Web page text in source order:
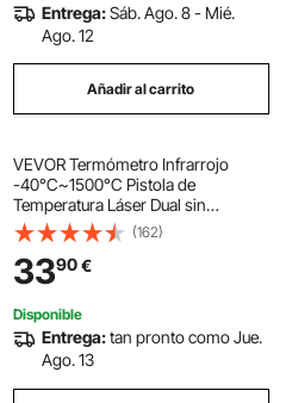
Entrega:Sáb. Ago. 8 - Mié.
Ago. 12
Añadir al carrito
VEVOR Termómetro Infrarrojo
-40°C~1500°C Pistola de
Temperatura Láser Dual sin
Contacto Pistola de Temperatura
Infrarroja de Mano con Emisividad
Ajustable para Fusión de
Metal/Motor (No para Humanos)
(162)
3390€
Disponible
Entrega:tan pronto como Jue.
Ago. 13